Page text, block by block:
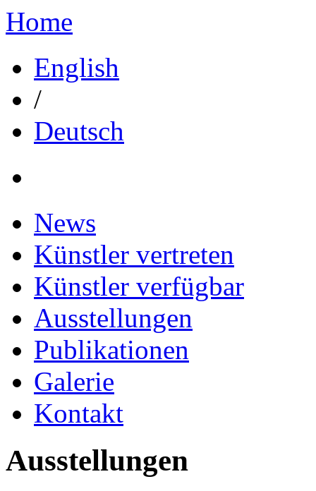
Home
English
/
Deutsch
News
Künstler vertreten
Künstler verfügbar
Ausstellungen
Publikationen
Galerie
Kontakt
Ausstellungen